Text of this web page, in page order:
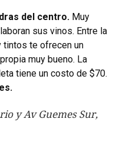
del centro. Muy
sus vinos. Entre la
tintos te ofrecen un
muy bueno. La
tiene un costo de $70.
y Av Guemes Sur,